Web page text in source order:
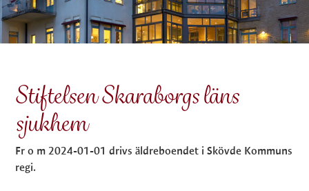
För anhöriga
Kontakt Stiftelsen Skaraborgs läns sjukhem
Stiftelsen Skaraborgs läns
sjukhem
Fr o m 2024-01-01 drivs äldreboendet i Skövde Kommuns
regi.